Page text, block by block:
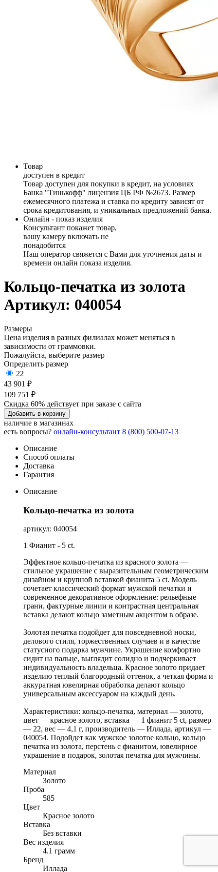
Товар
доступен в кредит
Товар доступен для покупки в кредит, на условиях
Банка "Тинькофф" лицензия ЦБ РФ №2673. Размер
ежемесячного платежа и ставка по кредиту зависят от
срока кредитования, и уникальных предложений банка.
Онлайн - показ изделия
Консультант покажет товар,
вашу камеру включать не
понадобится
Наш оператор свяжется с Вами для уточнения даты и
времени онлайн показа изделия.
Кольцо-печатка из золота
Артикул: 040054
Размеры
Цена изделия в разных филиалах может меняться в
зависимости от граммовки.
Пожалуйста, выберите размер
Определить размер
22
43 901 ₽
109 751 ₽
Скидка 60% действует при заказе с сайта
Добавить в корзину
наличие в магазинах
есть вопросы? онлайн-консультант 8 (800) 500-07-13
Описание
Способ оплаты
Доставка
Гарантия
Описание
Кольцо-печатка из золота
артикул: 040054
1 Фианит - 5 ct.
Эффектное кольцо-печатка из красного золота —
стильное украшение с выразительным геометрическим
дизайном и крупной вставкой фианита 5 ct. Модель
сочетает классический формат мужской печатки и
современное декоративное оформление: рельефные
грани, фактурные линии и контрастная центральная
вставка делают кольцо заметным акцентом в образе.
Золотая печатка подойдет для повседневной носки,
делового стиля, торжественных случаев и в качестве
статусного подарка мужчине. Украшение комфортно
сидит на пальце, выглядит солидно и подчеркивает
индивидуальность владельца. Красное золото придает
изделию теплый благородный оттенок, а четкая форма и
аккуратная ювелирная обработка делают кольцо
универсальным аксессуаром на каждый день.
Характеристики: кольцо-печатка, материал — золото,
цвет — красное золото, вставка — 1 фианит 5 ct, размер
— 22, вес — 4,1 г, производитель — Иллада, артикул —
040054. Подойдет как мужское золотое кольцо, кольцо
печатка из золота, перстень с фианитом, ювелирное
украшение в подарок, золотая печатка для мужчины.
Материал
Золото
Проба
585
Цвет
Красное золото
Вставка
Без вставки
Вес изделия
4.1 грамм
Бренд
Иллада